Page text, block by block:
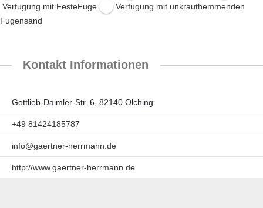
Verfugung mit FesteFuge
Verfugung mit unkrauthemmenden
Fugensand
Kontakt Informationen
Gottlieb-Daimler-Str. 6, 82140 Olching
+49 81424185787
info@gaertner-herrmann.de
http://www.gaertner-herrmann.de